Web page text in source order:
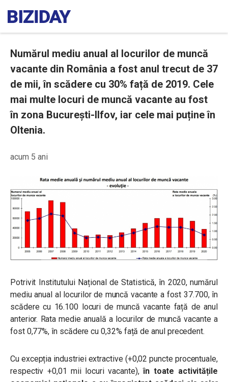
Numărul mediu anual al locurilor de muncă
vacante din România a fost anul trecut de 37
de mii, în scădere cu 30% față de 2019. Cele
mai multe locuri de muncă vacante au fost
în zona București-Ilfov, iar cele mai puține în
Oltenia.
acum 5 ani
Potrivit Institutului Național de Statistică, în 2020, numărul
mediu anual al locurilor de muncă vacante a fost 37.700, în
scădere cu 16.100 locuri de muncă vacante față de anul
anterior. Rata medie anuală a locurilor de muncă vacante a
fost 0,77%, în scădere cu 0,32% față de anul precedent.
Cu excepția industriei extractive (+0,02 puncte procentuale,
respectiv +0,01 mii locuri vacante),în toate activitățile